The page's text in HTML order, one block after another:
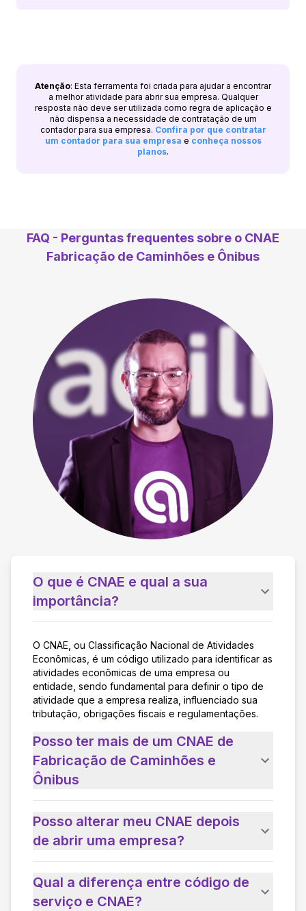
Atenção: Esta ferramenta foi criada para ajudar a encontrar
a melhor atividade para abrir sua empresa. Qualquer
resposta não deve ser utilizada como regra de aplicação e
não dispensa a necessidade de contratação de um
contador para sua empresa. Confira por que contratar
um contador para sua empresa e conheça nossos
planos.
FAQ - Perguntas frequentes sobre o CNAE
Fabricação de Caminhões e Ônibus
O que é CNAE e qual a sua
importância?
O CNAE, ou Classificação Nacional de Atividades
Econômicas, é um código utilizado para identificar as
atividades econômicas de uma empresa ou
entidade, sendo fundamental para definir o tipo de
atividade que a empresa realiza, influenciado sua
tributação, obrigações fiscais e regulamentações.
Posso ter mais de um CNAE de
Fabricação de Caminhões e
Ônibus
Posso alterar meu CNAE depois
de abrir uma empresa?
Qual a diferença entre código de
serviço e CNAE?